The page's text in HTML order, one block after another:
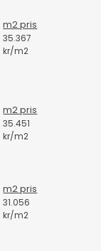
m2 pris
35.367
kr/m2
m2 pris
35.451
kr/m2
m2 pris
31.056
kr/m2